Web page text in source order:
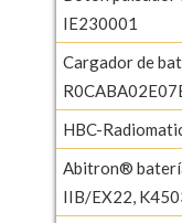
IE230001
Cargador de
HBC-
Abitron®
IIB/EX22,